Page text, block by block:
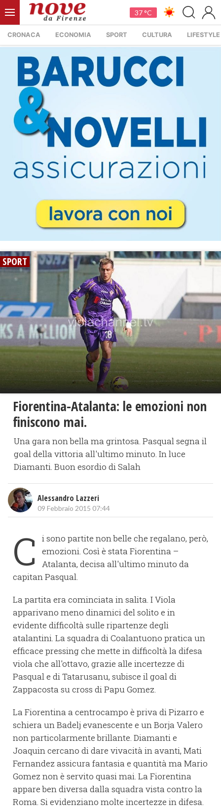
37 °C
CRONACA ECONOMIA SPORT CULTURA LIFESTYLE
SPORT
Fiorentina-Atalanta: le emozioni non
finiscono mai.
Una gara non bella ma grintosa. Pasqual segna il
goal della vittoria all'ultimo minuto. In luce
Diamanti. Buon esordio di Salah
Alessandro Lazzeri
09 Febbraio 2015 07:44
C
i sono partite non belle che regalano, però,
emozioni. Così è stata Fiorentina –
Atalanta, decisa all'ultimo minuto da
capitan Pasqual.
La partita era cominciata in salita. I Viola
apparivano meno dinamici del solito e in
evidente difficoltà sulle ripartenze degli
atalantini. La squadra di Coalantuono pratica un
efficace pressing che mette in difficoltà la difesa
viola che all'ottavo, grazie alle incertezze di
Pasqual e di Tatarusanu, subisce il goal di
Zappacosta su cross di Papu Gomez.
La Fiorentina a centrocampo è priva di Pizarro e
schiera un Badelj evanescente e un Borja Valero
non particolarmente brillante. Diamanti e
Joaquin cercano di dare vivacità in avanti, Mati
Fernandez assicura fantasia e quantità ma Mario
Gomez non è servito quasi mai. La Fiorentina
appare ben diversa dalla squadra vista contro la
Roma. Si evidenziano molte incertezze in difesa.